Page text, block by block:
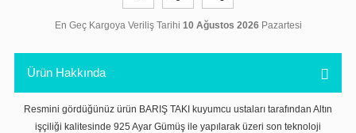
En Geç Kargoya Veriliş Tarihi 10 Ağustos 2026Pazartesi
Ürün Hakkında
Resmini gördüğünüz ürün BARIŞ TAKI kuyumcu ustaları tarafından Altın
işçiliği kalitesinde 925 Ayar Gümüş ile yapılarak üzeri son teknoloji